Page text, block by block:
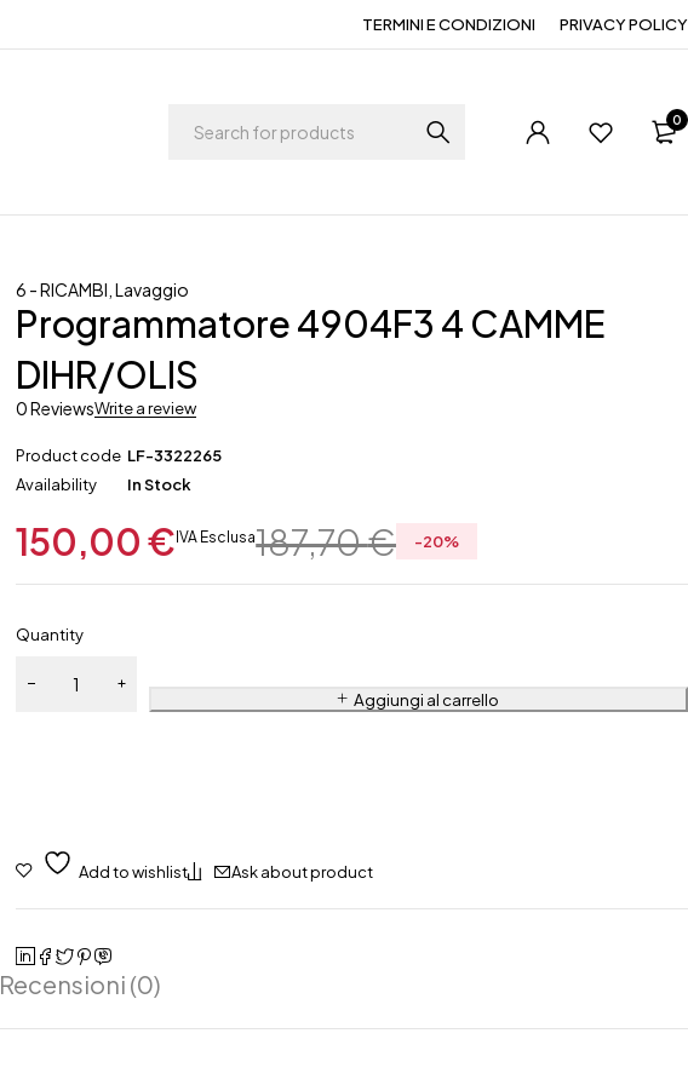
TERMINI E CONDIZIONI PRIVACY POLICY
0
6 - RICAMBI ,Lavaggio
Programmatore 4904F3 4 CAMME
DIHR/OLIS
0 ReviewsWrite a review
Product code LF-3322265
Availability
In Stock
187,70€
150,00€ IVA Esclusa -20%
Quantity
Aggiungi al carrello
Ask about product
Recensioni (0)